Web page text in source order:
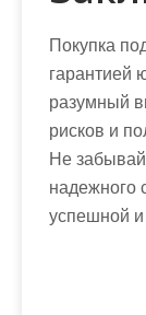
Покупка
гарантией
разумный
рисков и
Не
надежного
успешной и